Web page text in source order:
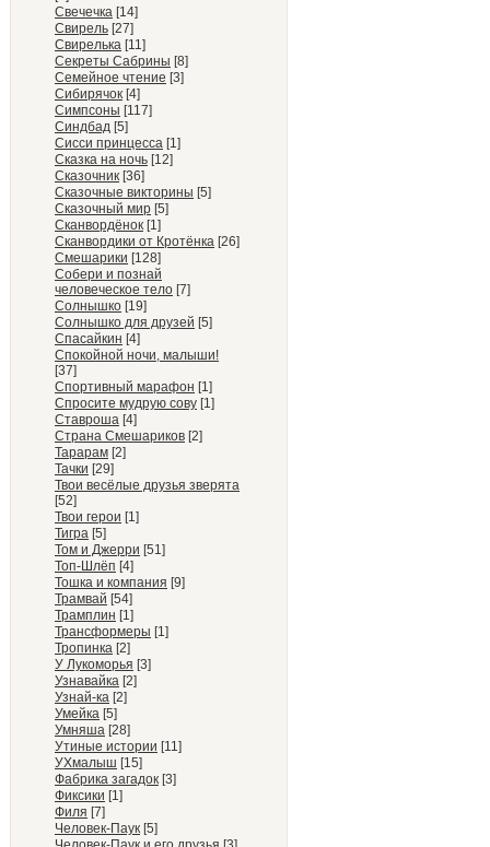
Свечечка [14]
Свирель [27]
Свирелька [11]
Секреты Сабрины [8]
Семейное чтение [3]
Сибирячок [4]
Симпсоны [117]
Синдбад [5]
Сисси принцесса [1]
Сказка на ночь [12]
Сказочник [36]
Сказочные викторины [5]
Сказочный мир [5]
Сканвордёнок [1]
Сканвордики от Кротёнка [26]
Смешарики [128]
Собери и познай
человеческое тело [7]
Солнышко [19]
Солнышко для друзей [5]
Спасайкин [4]
Спокойной ночи, малыши!
[37]
Спортивный марафон [1]
Спросите мудрую сову [1]
Ставроша [4]
Страна Смешариков [2]
Тарарам [2]
Тачки [29]
Твои весёлые друзья зверята
[52]
Твои герои [1]
Тигра [5]
Том и Джерри [51]
Топ-Шлёп [4]
Тошка и компания [9]
Трамвай [54]
Трамплин [1]
Трансформеры [1]
Тропинка [2]
У Лукоморья [3]
Узнавайка [2]
Узнай-ка [2]
Умейка [5]
Умняша [28]
Утиные истории [11]
УХмалыш [15]
Фабрика загадок [3]
Фиксики [1]
Филя [7]
Человек-Паук [5]